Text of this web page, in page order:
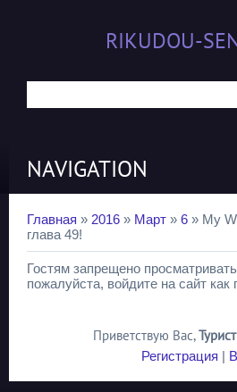
RIKUDOU-
NAVIGATION
Главная » 2016 » Март » 6 » My
глава 49!
Гостям запрещено
пожалуйста, войдите на сайт как
Приветствую Вас,
Регистрация |